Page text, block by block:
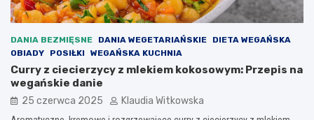
DANIA BEZMIĘSNE DANIA WEGETARIAŃSKIE
DIETA WEGAŃSKA
OBIADY
POSIŁKI WEGAŃSKA KUCHNIA
Curry z ciecierzycy z mlekiem kokosowym: Przepis na
wegańskie danie
25 czerwca 2025 Klaudia Witkowska